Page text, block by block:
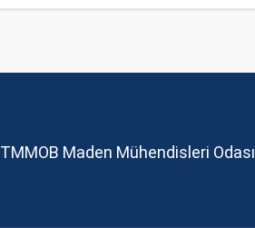
TMMOB Maden Mühendisleri Odası